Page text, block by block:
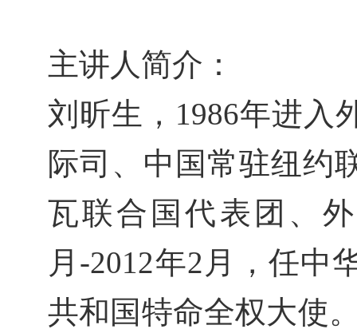
主讲人简介：
刘昕生， 1986年进入
际司、中国常驻纽约
瓦联合国代表团、
月 -2012年2 月，任中
共和国特命全权大使